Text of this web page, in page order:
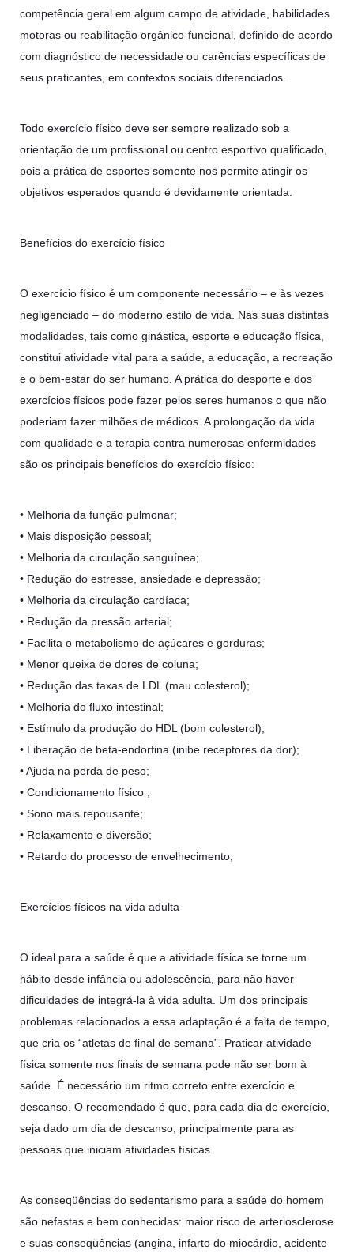
competência geral em algum campo de atividade, habilidades
motoras ou reabilitação orgânico-funcional, definido de acordo
com diagnóstico de necessidade ou carências específicas de
seus praticantes, em contextos sociais diferenciados.
Todo exercício físico deve ser sempre realizado sob a
orientação de um profissional ou centro esportivo qualificado,
pois a prática de esportes somente nos permite atingir os
objetivos esperados quando é devidamente orientada.
Benefícios do exercício físico
O exercício físico é um componente necessário – e às vezes
negligenciado – do moderno estilo de vida. Nas suas distintas
modalidades, tais como ginástica, esporte e educação física,
constitui atividade vital para a saúde, a educação, a recreação
e o bem-estar do ser humano. A prática do desporte e dos
exercícios físicos pode fazer pelos seres humanos o que não
poderiam fazer milhões de médicos. A prolongação da vida
com qualidade e a terapia contra numerosas enfermidades
são os principais benefícios do exercício físico:
• Melhoria da função pulmonar;
• Mais disposição pessoal;
• Melhoria da circulação sanguínea;
• Redução do estresse, ansiedade e depressão;
• Melhoria da circulação cardíaca;
• Redução da pressão arterial;
• Facilita o metabolismo de açúcares e gorduras;
• Menor queixa de dores de coluna;
• Redução das taxas de LDL (mau colesterol);
• Melhoria do fluxo intestinal;
• Estímulo da produção do HDL (bom colesterol);
• Liberação de beta-endorfina (inibe receptores da dor);
• Ajuda na perda de peso;
• Condicionamento físico ;
• Sono mais repousante;
• Relaxamento e diversão;
• Retardo do processo de envelhecimento;
Exercícios físicos na vida adulta
O ideal para a saúde é que a atividade física se torne um
hábito desde infância ou adolescência, para não haver
dificuldades de integrá-la à vida adulta. Um dos principais
problemas relacionados a essa adaptação é a falta de tempo,
que cria os “atletas de final de semana”. Praticar atividade
física somente nos finais de semana pode não ser bom à
saúde. É necessário um ritmo correto entre exercício e
descanso. O recomendado é que, para cada dia de exercício,
seja dado um dia de descanso, principalmente para as
pessoas que iniciam atividades físicas.
As conseqüências do sedentarismo para a saúde do homem
são nefastas e bem conhecidas: maior risco de arteriosclerose
e suas conseqüências (angina, infarto do miocárdio, acidente